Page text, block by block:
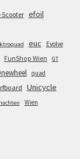
Scooter efoil
euc
Evolve
FunShop Wien GT
quad
Unicycle
Wien